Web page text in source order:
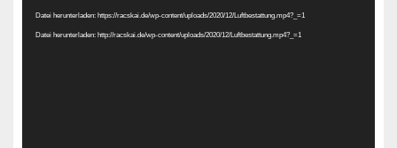
Datei herunterladen: https://racskai.de/wp-content/uploads/2020/12/Luftbestattung.mp4?_=1
Datei herunterladen: http://racskai.de/wp-content/uploads/2020/12/Luftbestattung.mp4?_=1